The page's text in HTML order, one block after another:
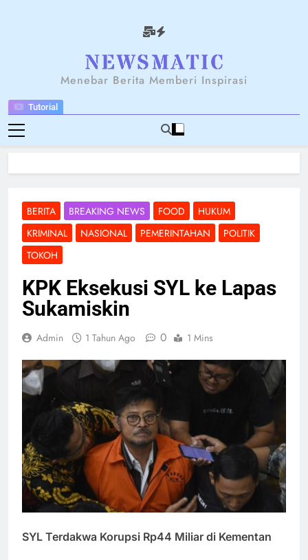
Tutorial
NEWSANTARA
Menebar Berita Memberi Inspirasi
BERITA BREAKING NEWS FOOD
HUKUM
KRIMINAL
NASIONAL PEMERINTAHAN
POLITIK
TOKOH
KPK Eksekusi SYL ke Lapas
Sukamiskin
Admin 1 Tahun Ago 0 1 Mins
SYL Terdakwa Korupsi Rp44 Miliar di Kementan